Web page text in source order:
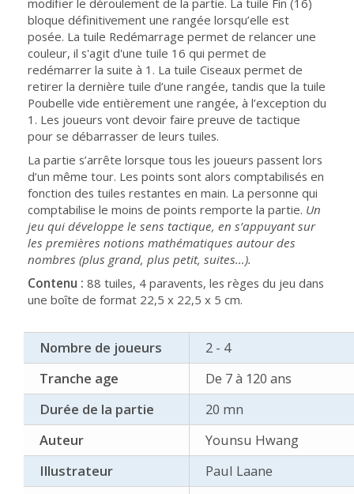
modifier le déroulement de la partie. La tuile Fin (16)
bloque définitivement une rangée lorsqu’elle est
posée. La tuile Redémarrage permet de relancer une
couleur, il s'agit d'une tuile 16 qui permet de
redémarrer la suite à 1. La tuile Ciseaux permet de
retirer la dernière tuile d’une rangée, tandis que la tuile
Poubelle vide entièrement une rangée, à l’exception du
1. Les joueurs vont devoir faire preuve de tactique
pour se débarrasser de leurs tuiles.
La partie s’arrête lorsque tous les joueurs passent lors
d’un même tour. Les points sont alors comptabilisés en
fonction des tuiles restantes en main. La personne qui
comptabilise le moins de points remporte la partie. Un
jeu qui développe le sens tactique, en s’appuyant sur
les premières notions mathématiques autour des
nombres (plus grand, plus petit, suites…).
Contenu : 88 tuiles, 4 paravents, les règes du jeu dans
une boîte de format 22,5 x 22,5 x 5 cm.
Nombre de joueurs
2 - 4
Tranche age
De 7 à 120 ans
Durée de la partie
20 mn
Auteur
Younsu Hwang
Illustrateur
Paul Laane